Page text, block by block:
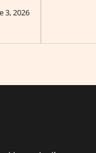
3, 2026